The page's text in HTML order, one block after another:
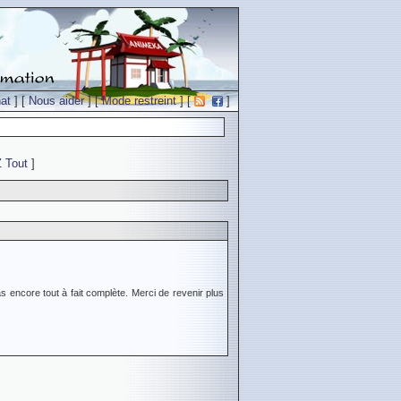
] [Nous aider] [Mode restreint] [ ]
Tout ]
encore tout à fait complète. Merci de revenir plus